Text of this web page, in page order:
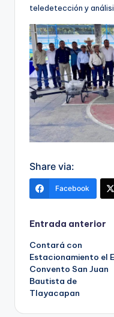
teledetección y
Share via:
Facebook
de
entradas
Entrada anterior
Contará con
Estacionamiento el
Convento San Juan
Bautista de
Tlayacapan